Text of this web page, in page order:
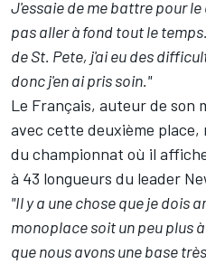
J'essaie de me battre pour
pas aller à fond tout le
de St. Pete, j'ai eu des
donc j'en ai pris soin."
Le Français, auteur de son
avec cette deuxième place,
du championnat où il
à 43 longueurs du leader
"Il y a une chose que je dois
monoplace soit un peu plus
que nous avons une base